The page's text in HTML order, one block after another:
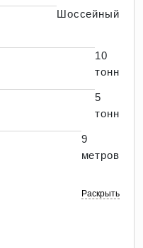
Шоссейный
10
тонн
5
тонн
9
метров
Раскрыть